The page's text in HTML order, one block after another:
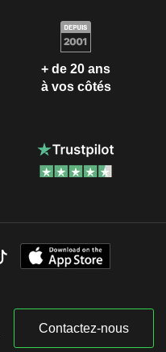
+ de 20 ans
à vos côtés
Contactez-nous